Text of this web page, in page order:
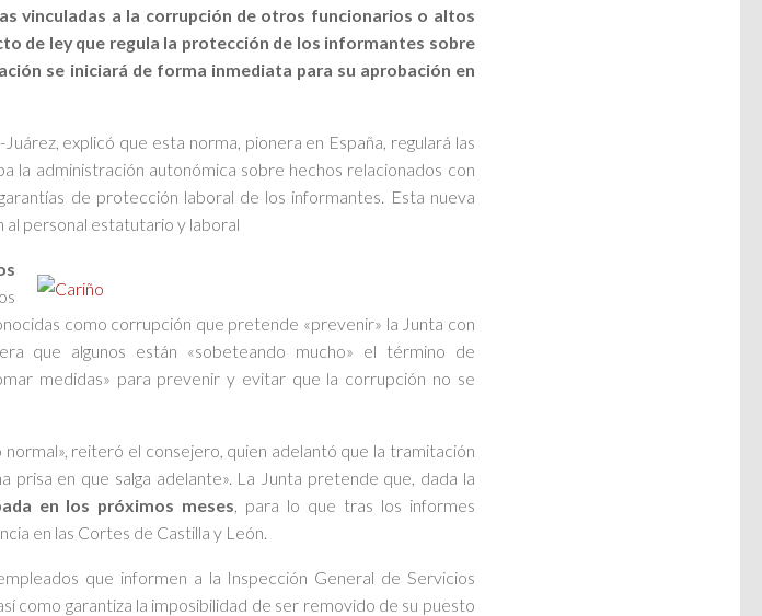
vinculadas a la corrupción de otros funcionarios o altos
de ley que regula la protección de los informantes sobre
se iniciará de forma inmediata para su aprobación en
explicó que esta norma, pionera en España, regulará las
la administración autonómica sobre hechos relacionados con
de protección laboral de los informantes. Esta nueva
al personal estatutario y laboral
como corrupción que pretende «prevenir» la Junta con
que algunos están «sobeteando mucho» el término de
medidas» para prevenir y evitar que la corrupción no se
reiteró el consejero, quien adelantó que la tramitación
prisa en que salga adelante». La Junta pretende que, dada la
en los próximos meses , para lo que tras los informes
en las Cortes de Castilla y León.
que informen a la Inspección General de Servicios
como garantiza la imposibilidad de ser removido de su puesto